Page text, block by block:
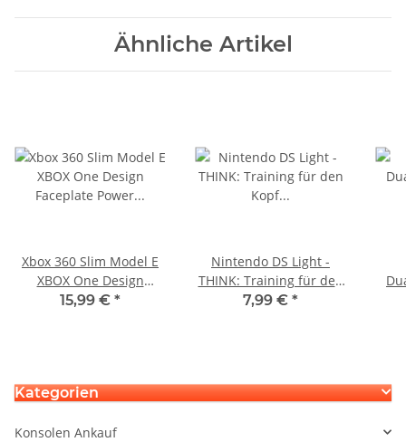
Ähnliche Artikel
Xbox 360 Slim Model E
XBOX One Design
Faceplate Power & Eject
15,99 € *
Nintendo DS Light -
THINK: Training für den
Kopf Spiel - gebraucht
7,99 € *
Kategorien
Konsolen Ankauf